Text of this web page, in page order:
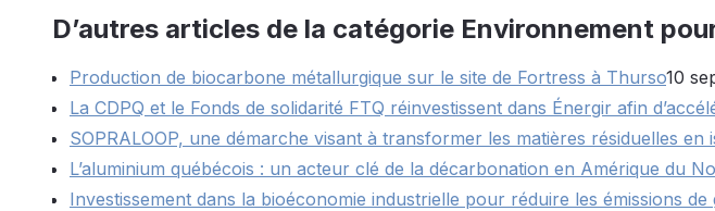
D’autres articles de la catégorie Environnement
Production de biocarbone métallurgique sur le site de Fortress à Thurso10
La CDPQ et le Fonds de solidarité FTQ réinvestissent dans Énergir afin
SOPRALOOP, une démarche visant à transformer les matières résiduelles en
L’aluminium québécois : un acteur clé de la décarbonation en Amérique du
Investissement dans la bioéconomie industrielle pour réduire les émissions